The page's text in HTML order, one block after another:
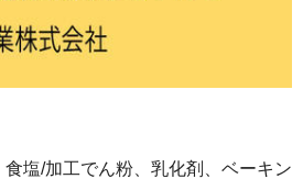
塩/加工でん粉、乳化剤、ベーキン